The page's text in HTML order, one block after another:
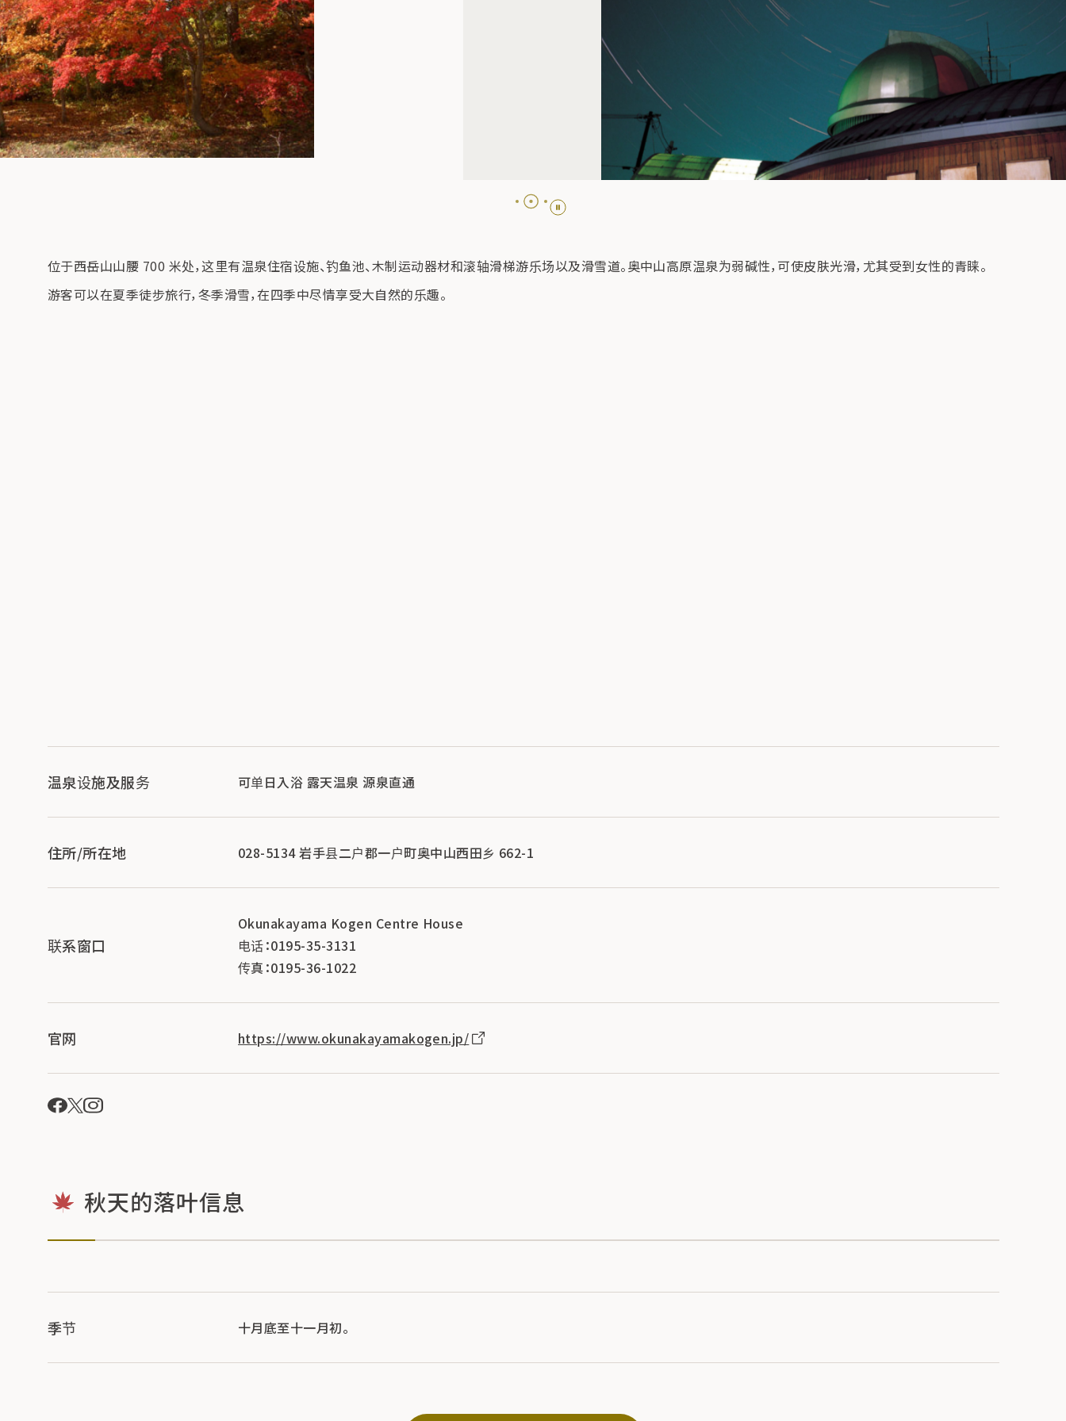
位于西岳山山腰 700 米处，这里有温泉住宿设施、钓鱼池、木制运动器材和滚轴滑梯游乐场以及滑雪道。奥中山高原温泉为弱碱性，可使皮肤光滑，尤其受到女性的青睐。
游客可以在夏季徒步旅行，冬季滑雪，在四季中尽情享受大自然的乐趣。
温泉设施及服务 可单日入浴 露天温泉 源泉直通
住所/所在地 028-5134 岩手县二户郡一户町奥中山西田乡 662-1
联系窗口
Okunakayama Kogen Centre House
电话：0195-35-3131
传真：0195-36-1022
官网 https://www.okunakayamakogen.jp/
秋天的落叶信息
季节 十月底至十一月初。